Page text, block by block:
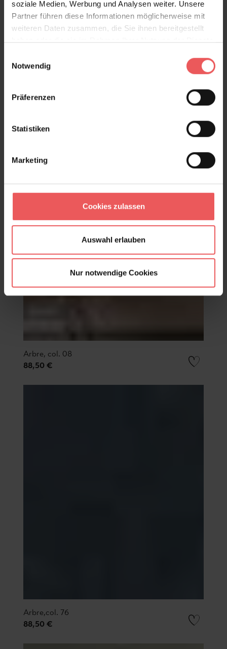
soziale Medien, Werbung und Analysen weiter. Unsere
Partner führen diese Informationen möglicherweise mit
weiteren Daten zusammen, die Sie ihnen bereitgestellt
haben oder die sie im Rahmen Ihrer Nutzung der Dienste
Notwendig
Präferenzen
Statistiken
Marketing
Cookies zulassen
Auswahl erlauben
Nur notwendige Cookies
Arbre, col. 54
Arbre, col. 08
88,50 €
Arbre,col. 76
88,50 €